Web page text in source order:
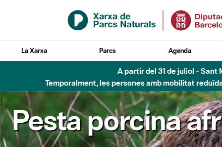
Salta al contingut principal
La Xarxa Parcs Agenda
A partir del 31 de juliol -
Temporalment, les persones amb mobilitat
Pesta porcina